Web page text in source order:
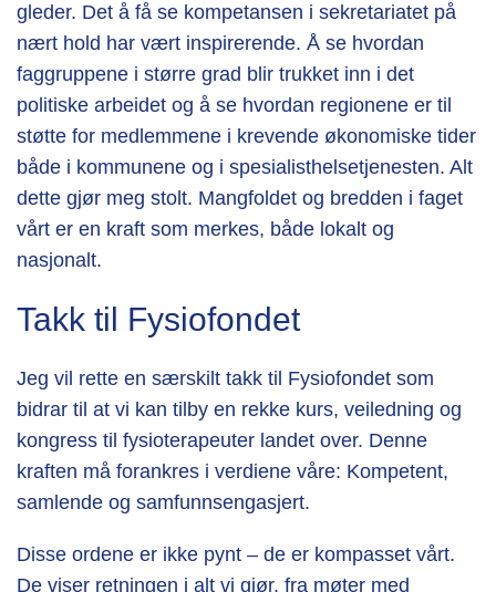
gleder. Det å få se kompetansen i sekretariatet på
nært hold har vært inspirerende. Å se hvordan
faggruppene i større grad blir trukket inn i det
politiske arbeidet og å se hvordan regionene er til
støtte for medlemmene i krevende økonomiske tider
både i kommunene og i spesialisthelsetjenesten. Alt
dette gjør meg stolt. Mangfoldet og bredden i faget
vårt er en kraft som merkes, både lokalt og
nasjonalt.
Takk til Fysiofondet
Jeg vil rette en særskilt takk til Fysiofondet som
bidrar til at vi kan tilby en rekke kurs, veiledning og
kongress til fysioterapeuter landet over. Denne
kraften må forankres i verdiene våre: Kompetent,
samlende og samfunnsengasjert.
Disse ordene er ikke pynt – de er kompasset vårt.
De viser retningen i alt vi gjør, fra møter med